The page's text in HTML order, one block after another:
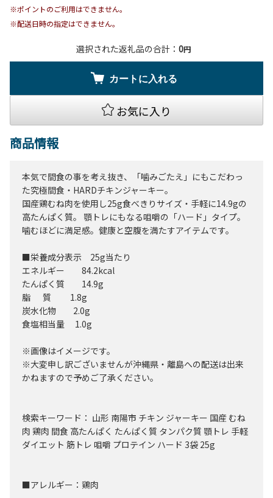
※ポイントのご利用はできません。
※配送日時の指定はできません。
選択された返礼品の合計： 0円
カートに入れる
お気に入り
商品情報
本気で間食の事を考え抜き、「噛みごたえ」にもこだわっ
た究極間食・HARDチキンジャーキー。
国産鶏むね肉を使用し25g食べきりサイズ・手軽に14.9gの
高たんぱく質。 顎トレにもなる咀嚼の「ハード」タイプ。
噛むほどに満足感。健康と空腹を満たすアイテムです。
■栄養成分表示 25g当たり
エネルギー 84.2kcal
たんぱく質 14.9g
脂 質 1.8g
炭水化物 2.0g
食塩相当量 1.0g
※画像はイメージです。
※大変申し訳ございませんが沖縄県・離島への配送は出来
かねますので予めご了承ください。
検索キーワード： 山形 南陽市 チキン ジャーキー 国産 むね
肉 鶏肉 間食 高たんぱく たんぱく質 タンパク質 顎トレ 手軽
ダイエット 筋トレ 咀嚼 プロテイン ハード 3袋 25g
■アレルギー：鶏肉